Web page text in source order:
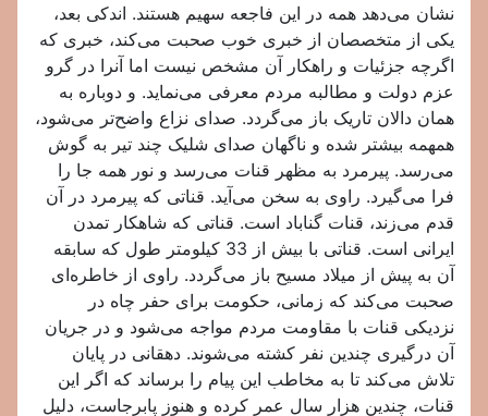
نشان می‌دهد همه در این فاجعه سهیم هستند. اندکی بعد،
یکی از متخصصان از خبری خوب صحبت می‌کند، خبری که
اگرچه جزئیات و راهکار آن مشخص نیست اما آنرا در گرو
عزم دولت و مطالبه مردم معرفی می‌نماید. و دوباره به
همان دالان تاریک باز می‌گردد. صدای نزاع واضح‌تر می‌شود،
همهمه بیشتر شده و ناگهان صدای شلیک چند تیر به گوش
می‌رسد. پیرمرد به مظهر قنات می‌رسد و نور همه جا را
فرا می‌گیرد. راوی به سخن می‌آید. قناتی که پیرمرد در آن
قدم می‌زند، قنات گناباد است. قناتی که شاهکار تمدن
ایرانی است. قناتی با بیش از 33 کیلومتر طول که سابقه
آن به پیش از میلاد مسیح باز می‌گردد. راوی از خاطره‌ای
صحبت می‌کند که زمانی، حکومت برای حفر چاه در
نزدیکی قنات با مقاومت مردم مواجه می‌شود و در جریان
آن درگیری چندین نفر کشته می‌شوند. دهقانی در پایان
تلاش می‌کند تا به مخاطب این پیام را برساند که اگر این
قنات، چندین هزار سال عمر کرده و هنوز پابرجاست، دلیل